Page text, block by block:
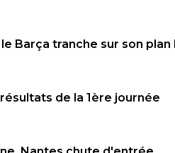
Barça tranche sur son plan
de la 1ère journée